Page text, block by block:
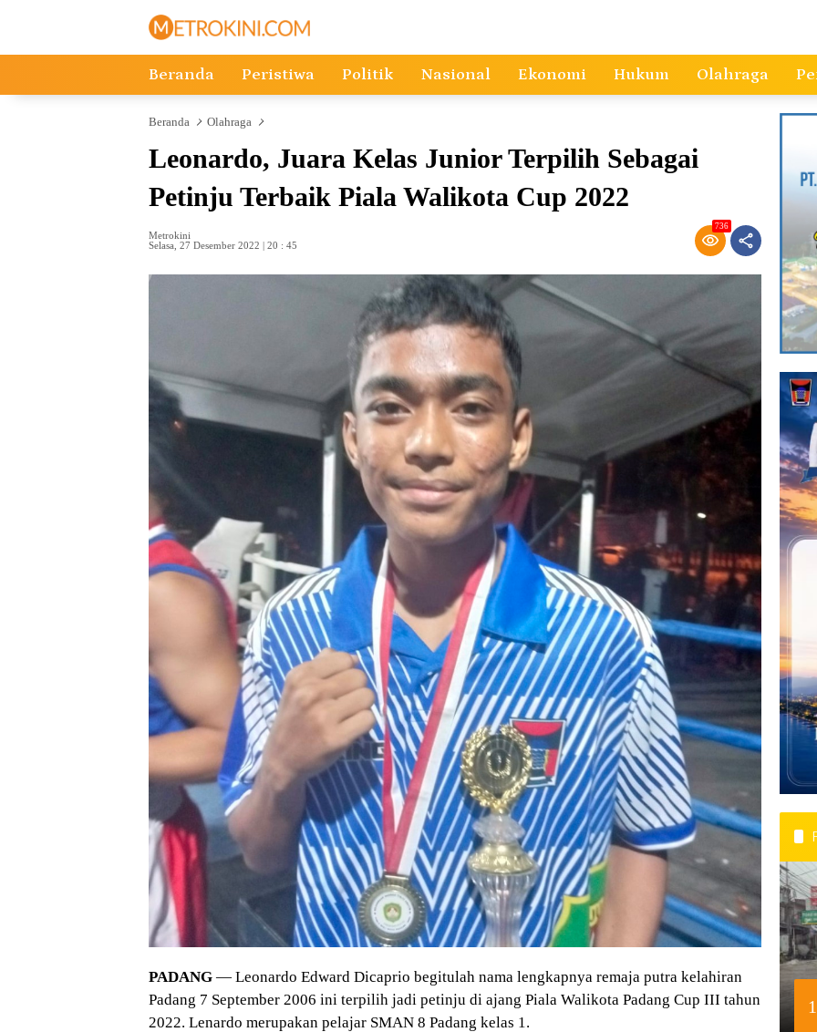
Beranda Peristiwa Politik Nasional Ekonomi Hukum Olahraga
Beranda Olahraga
Leonardo, Juara Kelas Junior Terpilih Sebagai
Petinju Terbaik Piala Walikota Cup 2022
Metrokini
Selasa, 27 Desember 2022 | 20 : 45
736
PADANG — Leonardo Edward Dicaprio begitulah nama lengkapnya remaja putra kelahiran
Padang 7 September 2006 ini terpilih jadi petinju di ajang Piala Walikota Padang Cup III tahun
2022. Lenardo merupakan pelajar SMAN 8 Padang kelas 1.
1